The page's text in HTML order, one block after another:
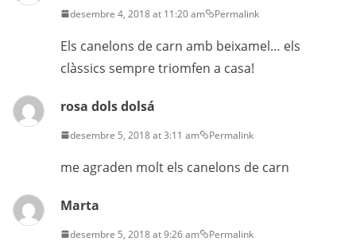
desembre 4, 2018 at 11:20 am Permalink
Els canelons de carn amb beixamel… els
clàssics sempre triomfen a casa!
rosa dols dolsá
desembre 5, 2018 at 3:11 am Permalink
me agraden molt els canelons de carn
Marta
desembre 5, 2018 at 9:26 am Permalink